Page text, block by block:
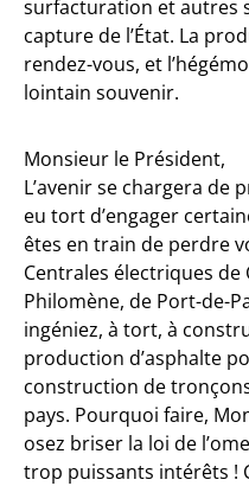
surfacturation et autres
capture de l’État. La
rendez-vous, et
lointain souvenir.
Monsieur le Président,
L’avenir se chargera de
eu tort d’engager
êtes en train de perdre
Centrales électriques de
Philomène, de Port-de-
ingéniez, à tort, à
production d’asphalte
construction de
pays. Pourquoi faire,
osez briser la loi de
trop puissants intérêts !